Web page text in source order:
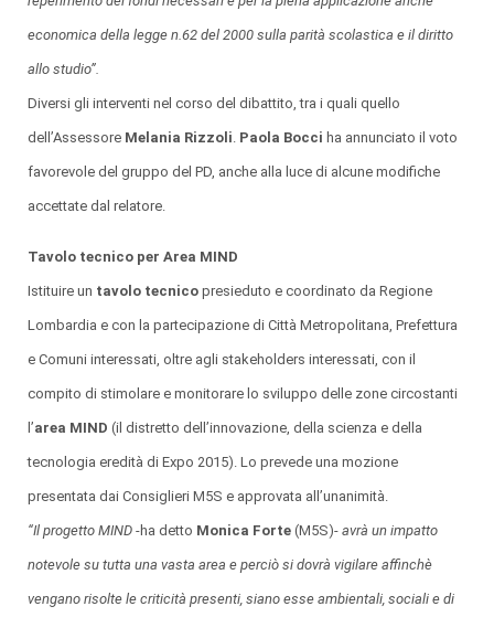
economica della legge n.62 del 2000 sulla parità scolastica e il diritto
allo studio”.
Diversi gli interventi nel corso del dibattito, tra i quali quello
dell’Assessore Melania Rizzoli Paola Bocci ha annunciato il voto
favorevole del gruppo del PD, anche alla luce di alcune modifiche
accettate dal relatore.
Tavolo tecnico per Area MIND
Istituire un tavolo tecnico presieduto e coordinato da Regione
Lombardia e con la partecipazione di Città Metropolitana, Prefettura
e Comuni interessati, oltre agli stakeholders interessati, con il
compito di stimolare e monitorare lo sviluppo delle zone circostanti
l’area MIND (il distretto dell’innovazione, della scienza e della
tecnologia eredità di Expo 2015). Lo prevede una mozione
presentata dai Consiglieri M5S e approvata all’unanimità.
“Il progetto MIND -ha detto Monica Forte (M5S)- avrà un impatto
notevole su tutta una vasta area e perciò si dovrà vigilare affinchè
vengano risolte le criticità presenti, siano esse ambientali, sociali e di